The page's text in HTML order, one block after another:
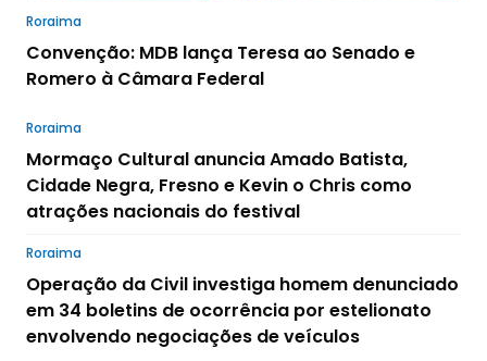
Roraima
Convenção: MDB lança Teresa ao Senado e
Romero à Câmara Federal
Roraima
Mormaço Cultural anuncia Amado Batista,
Cidade Negra, Fresno e Kevin o Chris como
atrações nacionais do festival
Roraima
Operação da Civil investiga homem denunciado
em 34 boletins de ocorrência por estelionato
envolvendo negociações de veículos